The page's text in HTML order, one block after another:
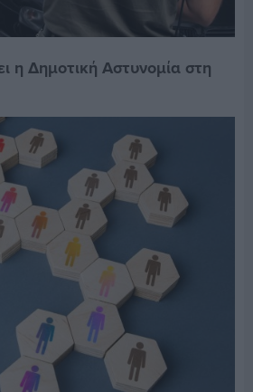
η Δημοτική Αστυνομία στη